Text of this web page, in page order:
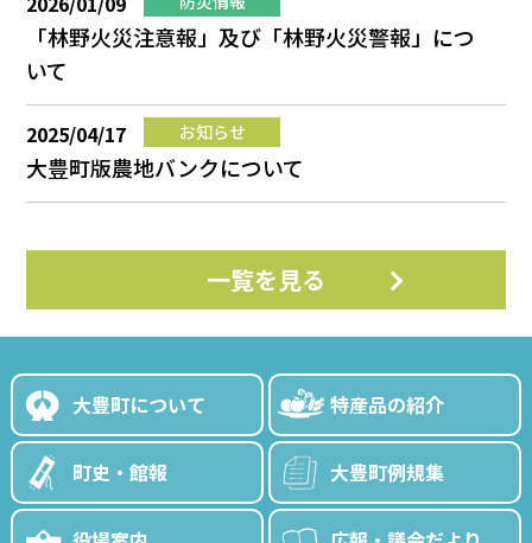
「林野火災注意報」及び「林野火災警報」につ
いて
2025/04/17 お知らせ
大豊町版農地バンクについて
一覧を見る
大豊町について 特産品の紹介
町史・館報 大豊町例規集